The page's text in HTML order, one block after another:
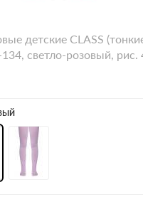
детские CLASS
светло-розовый, рис.